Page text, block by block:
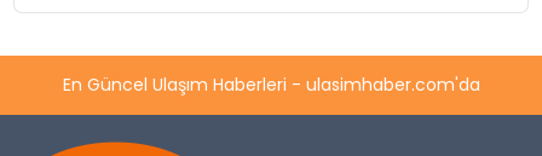
En Güncel Ulaşım Haberleri - ulasimhaber.com'da